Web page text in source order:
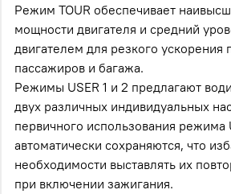
Режим TOUR обеспечивает
мощности двигателя и средний
двигателем для резкого ускорения
пассажиров и багажа.
Режимы USER 1 и 2 предлагают
двух различных индивидуальных
первичного использования режима
автоматически сохраняются, что
необходимости выставлять их
при включении зажигания.